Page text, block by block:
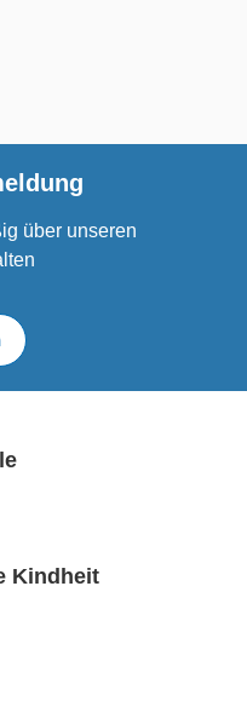
über unseren
Kindheit